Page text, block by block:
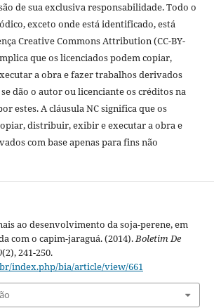
de sua exclusiva responsabilidade. Todo o
exceto onde está identificado, está
Creative Commons Attribution (CC-BY-
que os licenciados podem copiar,
a obra e fazer trabalhos derivados
dão o autor ou licenciante os créditos na
estes. A cláusula NC significa que os
distribuir, exibir e executar a obra e
com base apenas para fins não
ao desenvolvimento da soja-perene, em
com o capim-jaraguá. (2014).Boletim De
(2), 241-250.
index.php/bia/article/view/661